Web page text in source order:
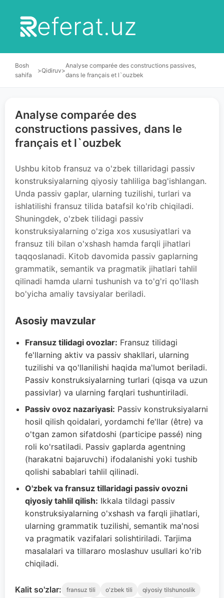
eferat.uz
Bosh
sahifa
>Qidiruv>
Analyse comparée des constructions passives,
dans le français et l`ouzbek
Analyse comparée des
constructions passives, dans le
français et l`ouzbek
Ushbu kitob fransuz va o'zbek tillaridagi passiv
konstruksiyalarning qiyosiy tahliliga bag'ishlangan.
Unda passiv gaplar, ularning tuzilishi, turlari va
ishlatilishi fransuz tilida batafsil ko'rib chiqiladi.
Shuningdek, o'zbek tilidagi passiv
konstruksiyalarning o'ziga xos xususiyatlari va
fransuz tili bilan o'xshash hamda farqli jihatlari
taqqoslanadi. Kitob davomida passiv gaplarning
grammatik, semantik va pragmatik jihatlari tahlil
qilinadi hamda ularni tushunish va to'g'ri qo'llash
bo'yicha amaliy tavsiyalar beriladi.
Asosiy mavzular
Fransuz tilidagi ovozlar: Fransuz tilidagi
fe'llarning aktiv va passiv shakllari, ularning
tuzilishi va qo'llanilishi haqida ma'lumot beriladi.
Passiv konstruksiyalarning turlari (qisqa va uzun
passivlar) va ularning farqlari tushuntiriladi.
Passiv ovoz nazariyasi: Passiv konstruksiyalarni
hosil qilish qoidalari, yordamchi fe'llar (être) va
o'tgan zamon sifatdoshi (participe passé) ning
roli ko'rsatiladi. Passiv gaplarda agentning
(harakatni bajaruvchi) ifodalanishi yoki tushib
qolishi sabablari tahlil qilinadi.
O'zbek va fransuz tillaridagi passiv ovozni
qiyosiy tahlil qilish: Ikkala tildagi passiv
konstruksiyalarning o'xshash va farqli jihatlari,
ularning grammatik tuzilishi, semantik ma'nosi
va pragmatik vazifalari solishtiriladi. Tarjima
masalalari va tillararo moslashuv usullari ko'rib
chiqiladi.
Kalit so'zlar: fransuz tili o'zbek tili
qiyosiy tilshunoslik